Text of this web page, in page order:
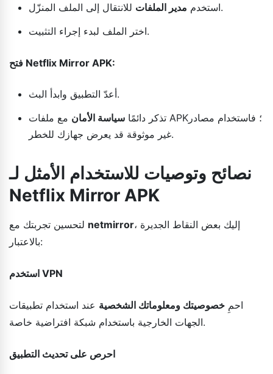
استخدم مدير الملفات
للانتقال إلى الملف المنزّل.
اختر الملف لبدء إجراء التثبيت.
فتح Netflix Mirror APK:
أعدّ التطبيق وابدأ البث.
تذكر دائمًا سياسة الأمان مع ملفات APK؛ فاستخدام مصادر
غير موثوقة قد يعرض جهازك للخطر.
نصائح وتوصيات للاستخدام الأمثل لـ
Netflix Mirror APK
netmirror، إليك بعض النقاط الجديرة
بالاعتبار:
استخدم VPN
احمِ خصوصيتك ومعلوماتك الشخصية عند استخدام تطبيقات
الجهات الخارجية باستخدام شبكة افتراضية خاصة.
احرص على تحديث التطبيق